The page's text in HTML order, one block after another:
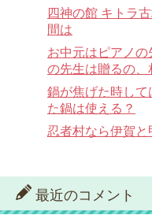
四神の館 キトラ
間は
お中元はピアノ
の先生は贈るの、
鍋が焦げた時し
た鍋は使える？
忍者村なら伊賀と
最近のコメント